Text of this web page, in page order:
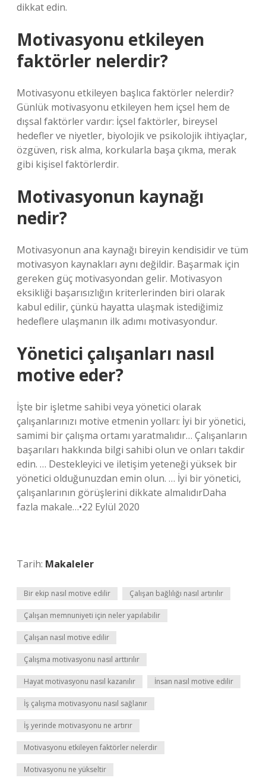
dikkat edin.
Motivasyonu etkileyen
faktörler nelerdir?
Motivasyonu etkileyen başlıca faktörler nelerdir?
Günlük motivasyonu etkileyen hem içsel hem de
dışsal faktörler vardır: İçsel faktörler, bireysel
hedefler ve niyetler, biyolojik ve psikolojik ihtiyaçlar,
özgüven, risk alma, korkularla başa çıkma, merak
gibi kişisel faktörlerdir.
Motivasyonun kaynağı
nedir?
Motivasyonun ana kaynağı bireyin kendisidir ve tüm
motivasyon kaynakları aynı değildir. Başarmak için
gereken güç motivasyondan gelir. Motivasyon
eksikliği başarısızlığın kriterlerinden biri olarak
kabul edilir, çünkü hayatta ulaşmak istediğimiz
hedeflere ulaşmanın ilk adımı motivasyondur.
Yönetici çalışanları nasıl
motive eder?
İşte bir işletme sahibi veya yönetici olarak
çalışanlarınızı motive etmenin yolları: İyi bir yönetici,
samimi bir çalışma ortamı yaratmalıdır… Çalışanların
başarıları hakkında bilgi sahibi olun ve onları takdir
edin. … Destekleyici ve iletişim yeteneği yüksek bir
yönetici olduğunuzdan emin olun. … İyi bir yönetici,
çalışanlarının görüşlerini dikkate almalıdırDaha
fazla makale…•22 Eylül 2020
Tarih: Makaleler
Bir ekip nasıl motive edilir Çalışan bağlılığı nasıl artırılır
Çalışan memnuniyeti için neler yapılabilir
Çalışan nasıl motive edilir
Çalışma motivasyonu nasıl arttırılır
Hayat motivasyonu nasıl kazanılır İnsan nasıl motive edilir
İş çalışma motivasyonu nasıl sağlanır
İş yerinde motivasyonu ne artırır
Motivasyonu etkileyen faktörler nelerdir
Motivasyonu ne yükseltir